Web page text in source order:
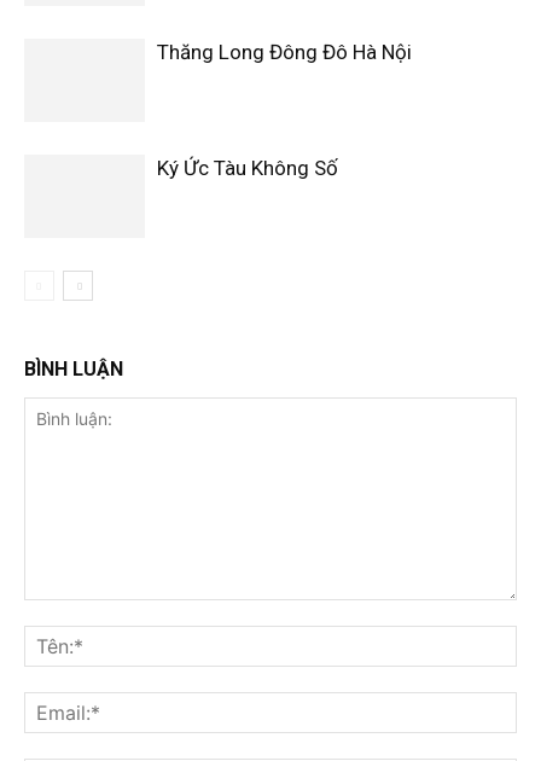
Thăng Long Đông Đô Hà Nội
Ký Ức Tàu Không Số
BÌNH LUẬN